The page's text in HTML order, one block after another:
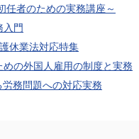
任者のための実務講座～
入門
休業法対応特集
めの外国人雇用の制度と実務
労務問題への対応実務